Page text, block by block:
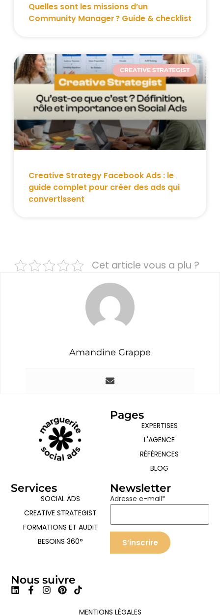
Quelles sont les missions d’un
Community Manager ? Guide & checklist
CREATIVE STRATEGIST
Creative Strategy Facebook Ads : le
guide complet pour créer des ads qui
convertissent
Cet article vous a plu ?
Amandine Grappe
Pages
EXPERTISES
L'AGENCE
RÉFÉRENCES
BLOG
Services
SOCIAL ADS
CREATIVE STRATEGIST
FORMATIONS ET AUDIT
BESOINS 360°
Nous suivre
Newsletter
Adresse e-mail*
MENTIONS LÉGALES